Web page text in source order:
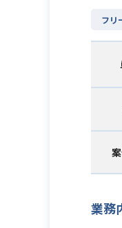
フリ
業務